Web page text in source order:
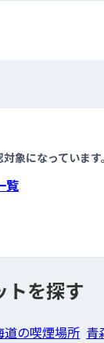
象になっています。
覧
トを探す
道の喫煙場所 青